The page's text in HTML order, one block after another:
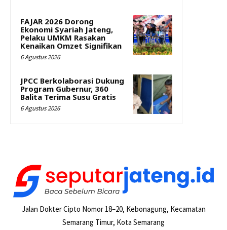
FAJAR 2026 Dorong
Ekonomi Syariah Jateng,
Pelaku UMKM Rasakan
Kenaikan Omzet Signifikan
6 Agustus 2026
JPCC Berkolaborasi Dukung
Program Gubernur, 360
Balita Terima Susu Gratis
6 Agustus 2026
Jalan Dokter Cipto Nomor 18–20, Kebonagung, Kecamatan
Semarang Timur, Kota Semarang